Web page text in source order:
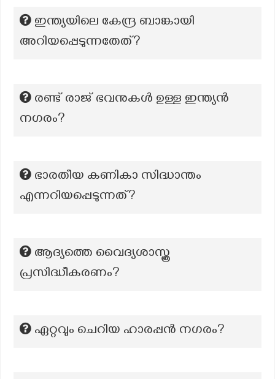
ഇന്ത്യയിലെ കേന്ദ്ര ബാങ്കായി
അറിയപ്പെടുന്നതേത്?
രണ്ട് രാജ് ഭവനുകൾ ഉള്ള ഇന്ത്യൻ
നഗരം?
ഭാരതീയ കണികാ സിദ്ധാന്തം
എന്നറിയപ്പെടുന്നത്?
ആദ്യത്തെ വൈദ്യശാസ്ത്ര
പ്രസിദ്ധീകരണം?
ഏറ്റവും ചെറിയ ഹാരപ്പൻ നഗരം?